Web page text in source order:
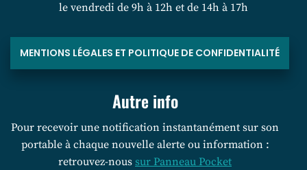
le vendredi de 9h à 12h et de 14h à 17h
MENTIONS LÉGALES ET POLITIQUE DE CONFIDENTIALITÉ
Autre info
Pour recevoir une notification instantanément sur son
portable à chaque nouvelle alerte ou information :
retrouvez-nous sur Panneau Pocket